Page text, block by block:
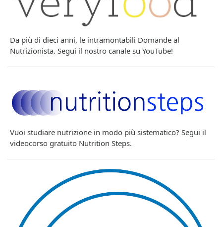
Da più di dieci anni, le intramontabili Domande al
Nutrizionista. Segui il nostro canale su YouTube!
Vuoi studiare nutrizione in modo più sistematico? Segui il
videocorso gratuito Nutrition Steps.